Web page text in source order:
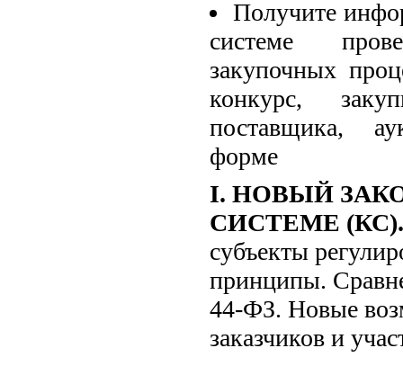
Получите
системе
закупочных
конкурс,
поставщика,
форме
I. НОВЫЙ
СИСТЕМЕ (КС).
субъекты
принципы.
44-ФЗ. Новые
заказчиков и